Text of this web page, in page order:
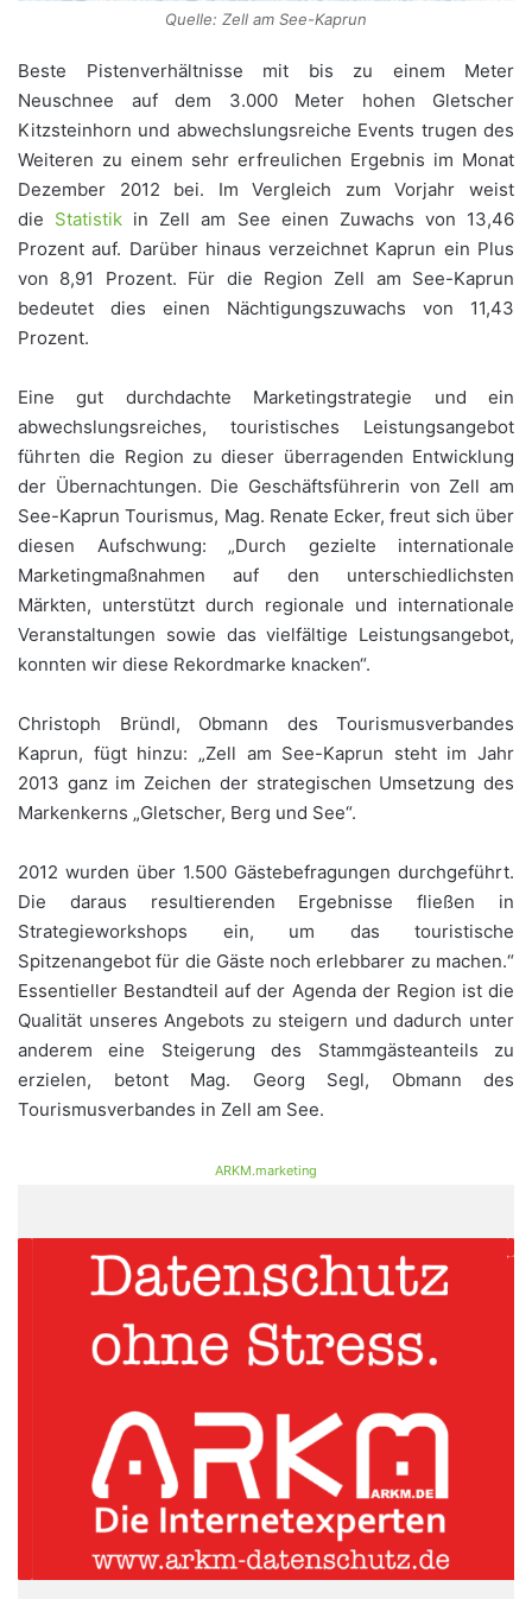
Quelle: Zell am See-Kaprun
Beste Pistenverhältnisse mit bis zu einem Meter
Neuschnee auf dem 3.000 Meter hohen Gletscher
Kitzsteinhorn und abwechslungsreiche Events trugen des
Weiteren zu einem sehr erfreulichen Ergebnis im Monat
Dezember 2012 bei. Im Vergleich zum Vorjahr weist
die Statistik in Zell am See einen Zuwachs von 13,46
Prozent auf. Darüber hinaus verzeichnet Kaprun ein Plus
von 8,91 Prozent. Für die Region Zell am See-Kaprun
bedeutet dies einen Nächtigungszuwachs von 11,43
Prozent.
Eine gut durchdachte Marketingstrategie und ein
abwechslungsreiches, touristisches Leistungsangebot
führten die Region zu dieser überragenden Entwicklung
der Übernachtungen. Die Geschäftsführerin von Zell am
See-Kaprun Tourismus, Mag. Renate Ecker, freut sich über
diesen Aufschwung: „Durch gezielte internationale
Marketingmaßnahmen auf den unterschiedlichsten
Märkten, unterstützt durch regionale und internationale
Veranstaltungen sowie das vielfältige Leistungsangebot,
konnten wir diese Rekordmarke knacken“.
Christoph Bründl, Obmann des Tourismusverbandes
Kaprun, fügt hinzu: „Zell am See-Kaprun steht im Jahr
2013 ganz im Zeichen der strategischen Umsetzung des
Markenkerns „Gletscher, Berg und See“.
2012 wurden über 1.500 Gästebefragungen durchgeführt.
Die daraus resultierenden Ergebnisse fließen in
Strategieworkshops ein, um das touristische
Spitzenangebot für die Gäste noch erlebbarer zu machen.“
Essentieller Bestandteil auf der Agenda der Region ist die
Qualität unseres Angebots zu steigern und dadurch unter
anderem eine Steigerung des Stammgästeanteils zu
erzielen, betont Mag. Georg Segl, Obmann des
Tourismusverbandes in Zell am See.
ARKM.marketing